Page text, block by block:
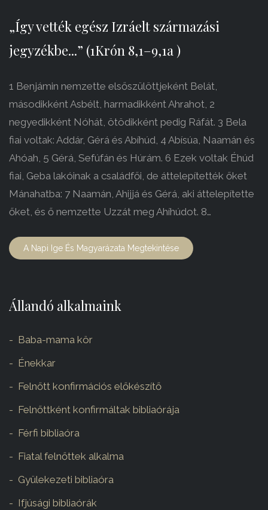
„Így vették egész Izráelt származási
jegyzékbe...” (1Krón 8,1–9,1a )
1 Benjámin nemzette elsőszülöttjeként Belát,
másodikként Asbélt, harmadikként Ahrahot, 2
negyedikként Nóhát, ötödikként pedig Ráfát. 3 Bela
fiai voltak: Addár, Gérá és Abíhúd, 4 Abísúa, Naamán és
Ahóah, 5 Gérá, Sefúfán és Húrám. 6 Ezek voltak Éhúd
fiai, Geba lakóinak a családfői, de áttelepítették őket
Mánahatba: 7 Naamán, Ahijjá és Gérá, aki áttelepítette
őket, és ő nemzette Uzzát meg Ahíhúdot. 8…
A Napi Ige És Magyarázata Megtekintése
Állandó alkalmaink
Baba-mama kör
Énekkar
Felnőtt konfirmációs előkészítő
Felnőttként konfirmáltak bibliaórája
Férfi bibliaóra
Fiatal felnőttek alkalma
Gyülekezeti bibliaóra
Ifjúsági bibliaórák